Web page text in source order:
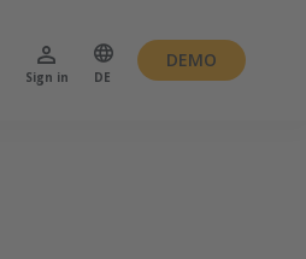
Sign in DE
DEMO